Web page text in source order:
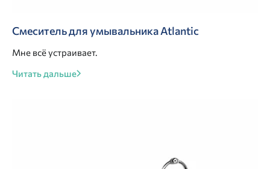
Смеситель для умывальника Atlantic
Мне всё устраивает.
Читать дальше